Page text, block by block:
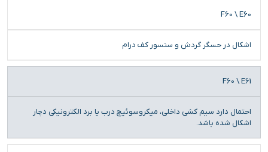
F60 \ E60
اشکال در حسگر گردش و سنسور کف درام
F60 \ E61
احتمال دارد سیم کشی داخلی، میکروسوئیچ درب یا برد الکترونیکی دچار
اشکال شده باشد.